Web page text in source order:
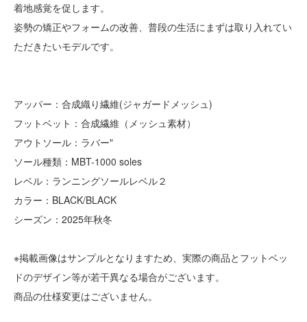
着地感覚を促します。
姿勢の矯正やフォームの改善、普段の生活にまずは取り入れてい
ただきたいモデルです。
アッパー：合成織り繊維(ジャガードメッシュ)
フットベット：合成繊維（メッシュ素材）
アウトソール：ラバー"
ソール種類：MBT-1000 soles
レベル：ランニングソールレベル２
カラー：BLACK/BLACK
シーズン：2025年秋冬
※掲載画像はサンプルとなりますため、実際の商品とフットベッ
ドのデザイン等が若干異なる場合がございます。
商品の仕様変更はございません。